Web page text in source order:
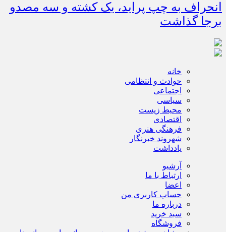
انحراف به چپ پراید، یک کشته و سه مصدو
برجا گذاشت
خانه
حوادث و انتظامی
اجتماعی
سیاسی
محیط زیست
اقتصادی
فرهنگی هنری
شهروند خبرنگار
یادداشت
آرشیو
ارتباط با ما
اعضا
حساب کاربری من
درباره ما
سبد خرید
فروشگاه